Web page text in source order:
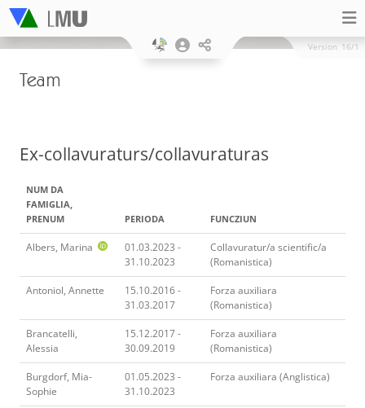
Version 16/1
Team
Ex-collavuraturs/collavuraturas
NUM DA
FAMIGLIA,
PRENUM
PERIODA FUNCZIUN
Albers, Marina
01.03.2023 -
31.10.2023
Collavuratur/a scientific/a
(Romanistica)
Antoniol, Annette
15.10.2016 -
31.03.2017
Forza auxiliara
(Romanistica)
Brancatelli,
Alessia
15.12.2017 -
30.09.2019
Forza auxiliara
(Romanistica)
Burgdorf, Mia-
Sophie
01.05.2023 -
31.10.2023
Forza auxiliara (Anglistica)